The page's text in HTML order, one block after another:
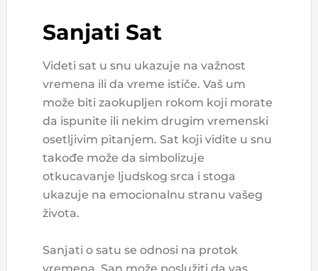
Sanjati Sat
Videti sat u snu ukazuje na važnost
vremena ili da vreme ističe. Vaš um
može biti zaokupljen rokom koji morate
da ispunite ili nekim drugim vremenski
osetljivim pitanjem. Sat koji vidite u snu
takođe može da simbolizuje
otkucavanje ljudskog srca i stoga
ukazuje na emocionalnu stranu vašeg
života.
Sanjati o satu se odnosi na protok